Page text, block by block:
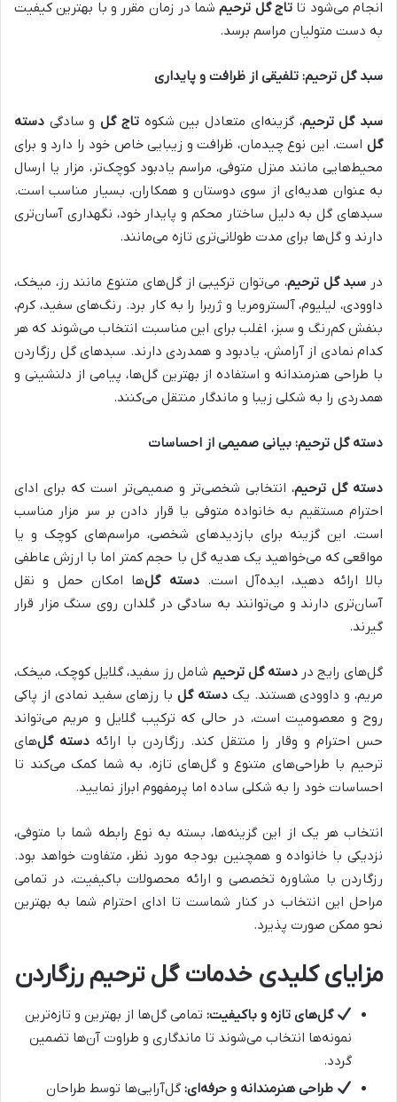
انجام می‌شود تا تاج گل ترحیمشما در زمان مقرر و با بهترین کیفیت
به دست متولیان مراسم برسد.
سبد گل ترحیم: تلفیقی از ظرافت و پایداری
سبد گل ترحیم، گزینه‌ای متعادل بین شکوهتاج گلو سادگی دسته
گل است. این نوع چیدمان، ظرافت و زیبایی خاص خود را دارد و برای
محیط‌هایی مانند منزل متوفی، مراسم یادبود کوچک‌تر، مزار یا ارسال
به عنوان هدیه‌ای از سوی دوستان و همکاران، بسیار مناسب است.
سبدهای گل به دلیل ساختار محکم و پایدار خود، نگهداری آسان‌تری
دارند و گل‌ها برای مدت طولانی‌تری تازه می‌مانند.
در سبد گل ترحیم، می‌توان ترکیبی از گل‌های متنوع مانند رز، میخک،
داوودی، لیلیوم، آلسترومریا و ژربرا را به کار برد. رنگ‌های سفید، کرم،
بنفش کم‌رنگ و سبز، اغلب برای این مناسبت انتخاب می‌شوند که هر
کدام نمادی از آرامش، یادبود و همدردی دارند. سبدهای گل رزگاردن
با طراحی هنرمندانه و استفاده از بهترین گل‌ها، پیامی از دلنشینی و
همدردی را به شکلی زیبا و ماندگار منتقل می‌کنند.
دسته گل ترحیم: بیانی صمیمی از احساسات
دسته گل ترحیم، انتخابی شخصی‌تر و صمیمی‌تر است که برای ادای
احترام مستقیم به خانواده متوفی یا قرار دادن بر سر مزار مناسب
است. این گزینه برای بازدیدهای شخصی، مراسم‌های کوچک و یا
مواقعی که می‌خواهید یک هدیه گل با حجم کمتر اما با ارزش عاطفی
بالا ارائه دهید، ایده‌آل است.دسته گل‌ها امکان حمل و نقل
آسان‌تری دارند و می‌توانند به سادگی در گلدان روی سنگ مزار قرار
گیرند.
گل‌های رایج دردسته گل ترحیم شامل رز سفید، گلایل کوچک، میخک،
مریم، و داوودی هستند. یکدسته گل با رزهای سفید نمادی از پاکی
روح و معصومیت است، در حالی که ترکیب گلایل و مریم می‌تواند
حس احترام و وقار را منتقل کند. رزگاردن با ارائه دسته گل‌های
ترحیم با طراحی‌های متنوع و گل‌های تازه، به شما کمک می‌کند تا
احساسات خود را به شکلی ساده اما پرمفهوم ابراز نمایید.
انتخاب هر یک از این گزینه‌ها، بسته به نوع رابطه شما با متوفی،
نزدیکی با خانواده و همچنین بودجه مورد نظر، متفاوت خواهد بود.
رزگاردن با مشاوره تخصصی و ارائه محصولات باکیفیت، در تمامی
مراحل این انتخاب در کنار شماست تا ادای احترام شما به بهترین
نحو ممکن صورت پذیرد.
مزایای کلیدی خدمات گل ترحیم رزگاردن
گل‌های تازه و باکیفیت: تمامی گل‌ها از بهترین و تازه‌ترین
نمونه‌ها انتخاب می‌شوند تا ماندگاری و طراوت آن‌ها تضمین
گردد.
طراحی هنرمندانه و حرفه‌ای: گل‌آرایی‌ها توسط طراحان